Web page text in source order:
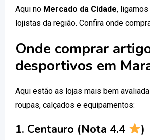
Aqui no Mercado da Cidade,
lojistas da região. Confira onde
Onde comprar
desportivos em
Aqui estão as lojas mais bem
roupas, calçados e equipamentos:
1. Centauro (Nota 4.4 )